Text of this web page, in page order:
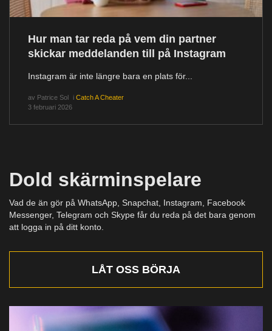
Hur man tar reda på vem din partner
skickar meddelanden till på Instagram
Instagram är inte längre bara en plats för...
av Patrice Sol i Catch A Cheater
3 februari 2026
Dold skärminspelare
Vad de än gör på WhatsApp, Snapchat, Instagram, Facebook
Messenger, Telegram och Skype får du reda på det bara genom
att logga in på ditt konto.
LÅT OSS BÖRJA